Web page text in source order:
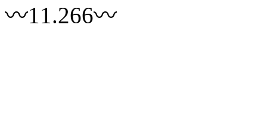
〰11.266〰